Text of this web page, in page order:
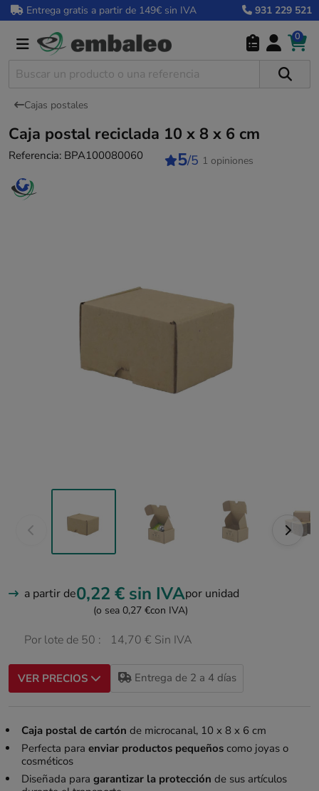
Entrega gratis a partir de 149€ sin IVA 931 229 521
0
Cajas postales
Caja postal reciclada 10 x 8 x 6 cm
Referencia: BPA100080060 5/5 1 opiniones
a partir de0,22 € sin IVApor unidad
(o sea 0,27 €con IVA)
Por lote de 50 : 14,70 € Sin IVA
VER PRECIOS Entrega de 2 a 4 días
Caja postal de cartón de microcanal, 10 x 8 x 6 cm
Perfecta para enviar productos pequeñoscomo joyas o
cosméticos
Diseñada para garantizar la protección de sus artículos